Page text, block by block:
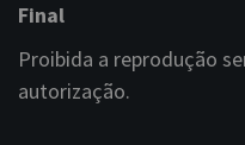
Final
Proibida a reprodução
autorização.